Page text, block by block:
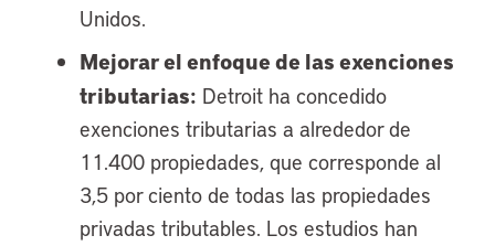
Unidos.
Mejorar el enfoque de las exenciones
tributarias: Detroit ha concedido
exenciones tributarias a alrededor de
11.400 propiedades, que corresponde al
3,5 por ciento de todas las propiedades
privadas tributables. Los estudios han